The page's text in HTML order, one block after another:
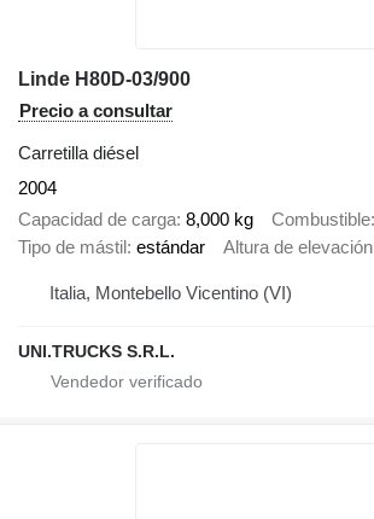
Linde H80D-03/900
Precio a consultar
Carretilla diésel
2004
Capacidad de carga 8,000 kg Combustible
Tipo de mástil estándar Altura de elevación
Italia, Montebello Vicentino (VI)
UNI.TRUCKS S.R.L.